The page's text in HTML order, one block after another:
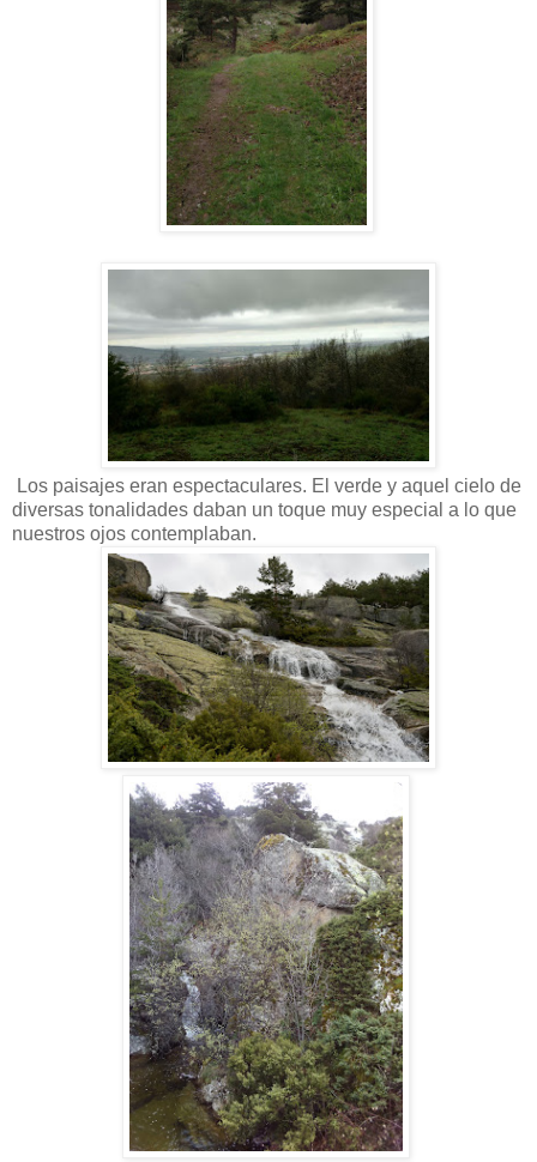
Los paisajes eran espectaculares. El verde y aquel cielo de
diversas tonalidades daban un toque muy especial a lo que
nuestros ojos contemplaban.